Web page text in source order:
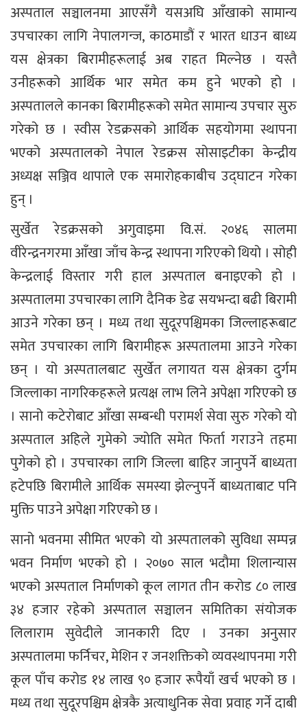
अस्पताल सञ्चालनमा आएसँगै यसअघि आँखाको सामान्य
उपचारका लागि नेपालगन्ज, काठमाडौं र भारत धाउन बाध्य
यस क्षेत्रका बिरामीहरूलाई अब राहत मिल्नेछ । यस्तै
उनीहरूको आर्थिक भार समेत कम हुने भएको हो ।
अस्पतालले कानका बिरामीहरूको समेत सामान्य उपचार सुरु
गरेको छ । स्वीस रेडक्रसको आर्थिक सहयोगमा स्थापना
भएको अस्पतालको नेपाल रेडक्रस सोसाइटीका केन्द्रीय
अध्यक्ष सञ्जिव थापाले एक समारोहकाबीच उद्घाटन गरेका
हुन् ।
सुर्खेत रेडक्रसको अगुवाइमा वि.सं. २०४६ सालमा
वीरेन्द्रनगरमा आँखा जाँच केन्द्र स्थापना गरिएको थियो । सोही
केन्द्रलाई विस्तार गरी हाल अस्पताल बनाइएको हो ।
अस्पतालमा उपचारका लागि दैनिक डेढ सयभन्दा बढी बिरामी
आउने गरेका छन् । मध्य तथा सुदूरपश्चिमका जिल्लाहरूबाट
समेत उपचारका लागि बिरामीहरू अस्पतालमा आउने गरेका
छन् । यो अस्पतालबाट सुर्खेत लगायत यस क्षेत्रका दुर्गम
जिल्लाका नागरिकहरूले प्रत्यक्ष लाभ लिने अपेक्षा गरिएको छ
। सानो कटेरोबाट आँखा सम्बन्धी परामर्श सेवा सुरु गरेको यो
अस्पताल अहिले गुमेको ज्योति समेत फिर्ता गराउने तहमा
पुगेको हो । उपचारका लागि जिल्ला बाहिर जानुपर्ने बाध्यता
हटेपछि बिरामीले आर्थिक समस्या झेल्नुपर्ने बाध्यताबाट पनि
मुक्ति पाउने अपेक्षा गरिएको छ ।
सानो भवनमा सीमित भएको यो अस्पतालको सुविधा सम्पन्न
भवन निर्माण भएको हो । २०७० साल भदौमा शिलान्यास
भएको अस्पताल निर्माणको कूल लागत तीन करोड ८० लाख
३४ हजार रहेको अस्पताल सञ्चालन समितिका संयोजक
लिलाराम सुवेदीले जानकारी दिए । उनका अनुसार
अस्पतालमा फर्निचर, मेशिन र जनशक्तिको व्यवस्थापनमा गरी
कूल पाँच करोड १४ लाख ९० हजार रूपैयाँ खर्च भएको छ ।
मध्य तथा सुदूरपश्चिम क्षेत्रकै अत्याधुनिक सेवा प्रवाह गर्ने दाबी